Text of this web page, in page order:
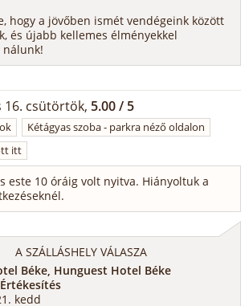
hogy a jövőben ismét vendégeink között
és újabb kellemes élményekkel
nálunk!
16. csütörtök, 5.00 / 5
Kétágyas szoba - parkra néző oldalon
itt
este 10 óráig volt nyitva. Hiányoltuk a
A SZÁLLÁSHELY VÁLASZA
Béke, Hunguest Hotel Béke
kedd